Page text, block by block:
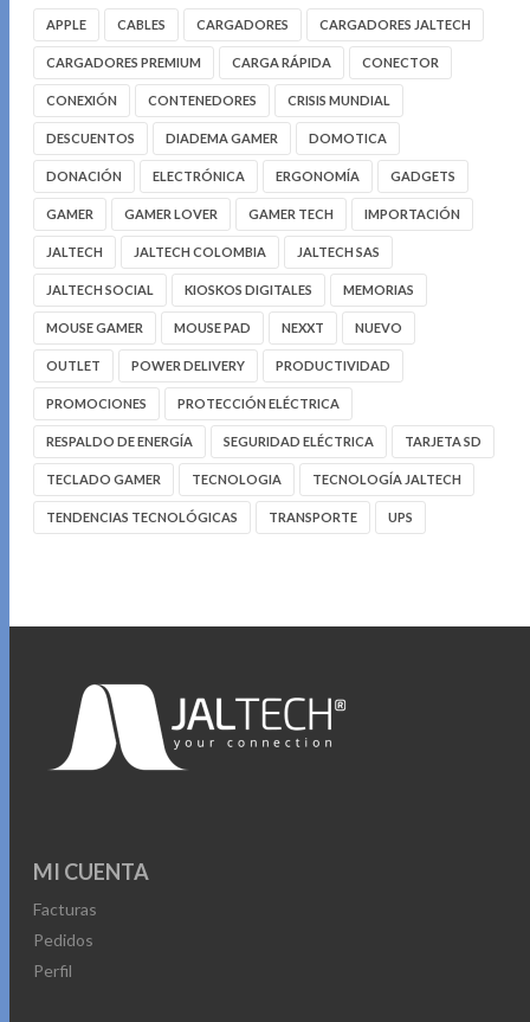
APPLE CABLES CARGADORES CARGADORES JALTECH
CARGADORES PREMIUM CARGA RÁPIDA CONECTOR
CONEXIÓN CONTENEDORES CRISIS MUNDIAL
DESCUENTOS DIADEMA GAMER DOMOTICA
DONACIÓN ELECTRÓNICA ERGONOMÍA GADGETS
GAMER GAMER LOVER GAMER TECH IMPORTACIÓN
JALTECH JALTECH COLOMBIA JALTECH SAS
JALTECH SOCIAL KIOSKOS DIGITALES MEMORIAS
MOUSE GAMER MOUSE PAD NEXXT NUEVO
OUTLET POWER DELIVERY PRODUCTIVIDAD
PROMOCIONES PROTECCIÓN ELÉCTRICA
RESPALDO DE ENERGÍA SEGURIDAD ELÉCTRICA TARJETA SD
TECLADO GAMER TECNOLOGIA TECNOLOGÍA JALTECH
TENDENCIAS TECNOLÓGICAS TRANSPORTE UPS
MI CUENTA
Facturas
Pedidos
Perfil